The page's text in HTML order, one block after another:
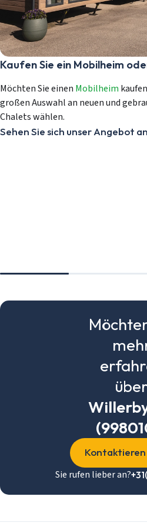
Kaufen Sie ein Mobilheim
Möchten Sie einen Mobilheim
großen Auswahl an neuen und
Chalets wählen.
Sehen Sie sich unser Angebot an
über
Kontaktieren
Sie rufen lieber an?
Login
Ein